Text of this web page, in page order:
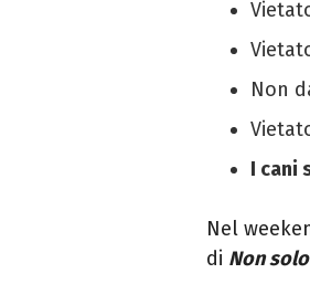
Non
I cani
Nel
di Non solo